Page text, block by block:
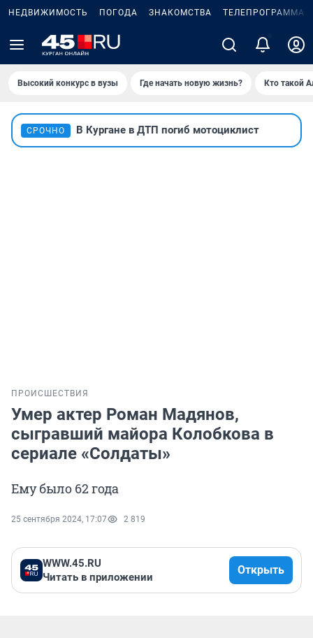
НЕДВИЖИМОСТЬ ПОГОДА ЗНАКОМСТВА ТЕЛЕПРОГРАММА
Высокий конкурс в вузы Где начать новую жизнь? Кто такой
СРОЧНО В Кургане в ДТП погиб мотоциклист
ПРОИСШЕСТВИЯ
Умер актер Роман Мадянов,
сыгравший майора Колобкова в
сериале «Солдаты»
Ему было 62 года
25 сентября 2024, 17:07 2 819
WWW.45.RU
Читать в приложении
Открыть